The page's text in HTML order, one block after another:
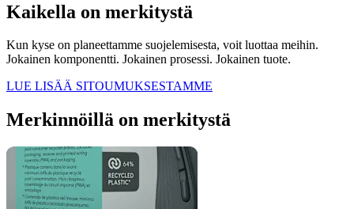
Kaikella on merkitystä
Kun kyse on planeettamme suojelemisesta, voit luottaa meihin.
Jokainen komponentti. Jokainen prosessi. Jokainen tuote.
LUE LISÄÄ SITOUMUKSESTAMME
Merkinnöillä on merkitystä